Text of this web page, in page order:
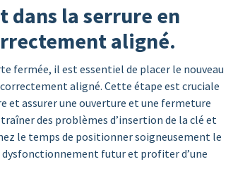
dans la serrure en
aligné.
fermée, il est essentiel de placer le nouveau
aligné. Cette étape est cruciale
assurer une ouverture et une fermeture
des problèmes d’insertion de la clé et
le temps de positionner soigneusement le
futur et profiter d’une